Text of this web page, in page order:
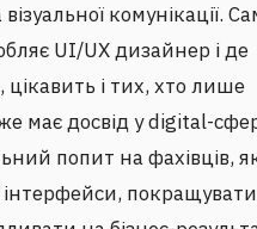
комунікації.
UI/UX дизайнер і де
цікавить і тих, хто лише
має досвід у digital-
попит на фахівців,
інтерфейси, покращувати